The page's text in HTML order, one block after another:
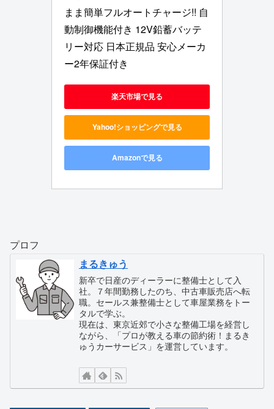
まま簡単フルオートチャージ!! 自
動制御機能付き 12V鉛蓄バッテ
リー対応 日本正規品 安心メーカ
ー2年保証付き
楽天市場で見る
Yahoo!ショッピングで見る
Amazonで見る
プロフ
まるきゅう
新卒で日産のディーラーに整備士として入
社。７年間勤務したのち、中古車販売店へ転
職。セールス兼整備士として車屋業務をトー
タルで学ぶ。
現在は、東京近郊で小さな整備工場を経営し
ながら、「プロが教える車の節約術！まるき
ゅうカーサービス」を運営しています。